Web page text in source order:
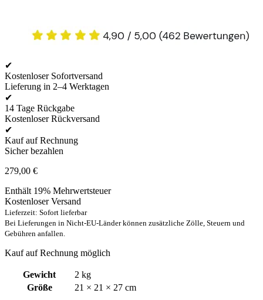
✔
Kostenloser Sofortversand
Lieferung in 2–4 Werktagen
✔
14 Tage Rückgabe
Kostenloser Rückversand
✔
Kauf auf Rechnung
Sicher bezahlen
279,00 €
Enthält 19% Mehrwertsteuer
Kostenloser Versand
Lieferzeit: Sofort lieferbar
Bei Lieferungen in Nicht-EU-Länder können zusätzliche Zölle, Steuern und
Gebühren anfallen.
Kauf auf Rechnung möglich
Gewicht
2 kg
Größe
21 × 21 × 27 cm